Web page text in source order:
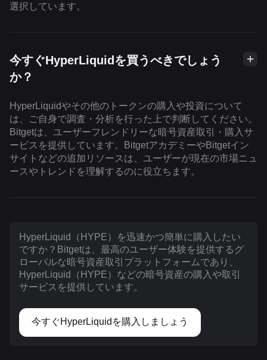
選択しています。
今すぐHyperLiquidを買うべきでしょう
か？
HyperLiquidやその他のトークンの購入や投資について
は、ご自身で調査・分析を行った上で判断してください。
Bitgetは、ユーザーフレンドリーな暗号資産取引・購入サ
ービスを提供しています。BitgetアカデミーやBitgetイン
サイトなどの追加リソースは、ユーザーが現在の市場ニュ
ースやトレンドを理解するのに役立ちます。
HyperLiquid（HYPE）を迅速かつ簡単に購入したい
ですか？Bitgetは、最高のユーザー体験を提供するグ
ローバルな暗号資産取引プラットフォームであり、
HyperLiquid（HYPE）などの暗号資産の購入や取引
サービスを提供しています。
今すぐHyperLiquidを購入しましょう